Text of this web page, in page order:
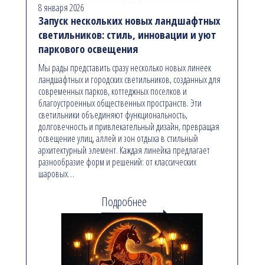
8 января 2026
Запуск нескольких новых ландшафтных
светильников: стиль, инновации и уют
паркового освещения
Мы рады представить сразу несколько новых линеек
ландшафтных и городских светильников, созданных для
современных парков, коттеджных поселков и
благоустроенных общественных пространств. Эти
светильники объединяют функциональность,
долговечность и привлекательный дизайн, превращая
освещение улиц, аллей и зон отдыха в стильный
архитектурный элемент. Каждая линейка предлагает
разнообразие форм и решений: от классических
шаровых…
Подробнее